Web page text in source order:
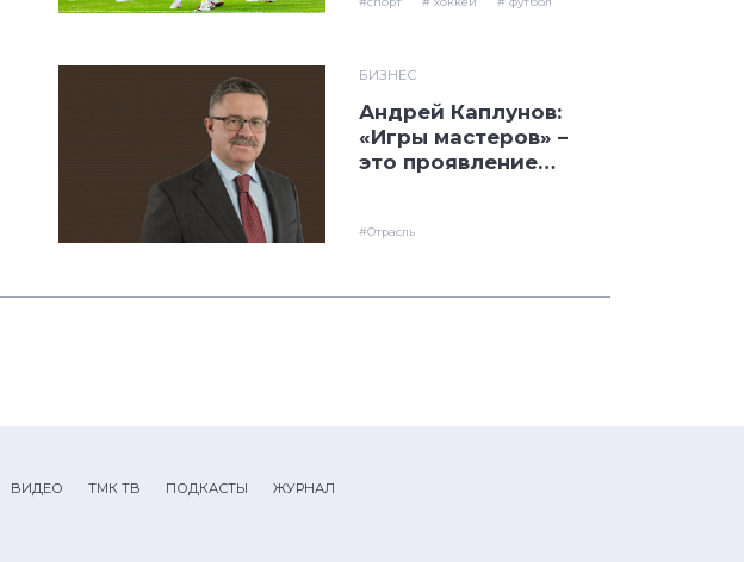
БИЗНЕС
Андрей Каплунов:
«Игры мастеров» –
это проявление
специальностям»
#Отрасль
ВИДЕО ТМК ТВ ПОДКАСТЫ ЖУРНАЛ